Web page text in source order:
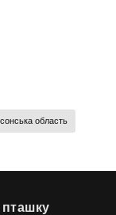
область